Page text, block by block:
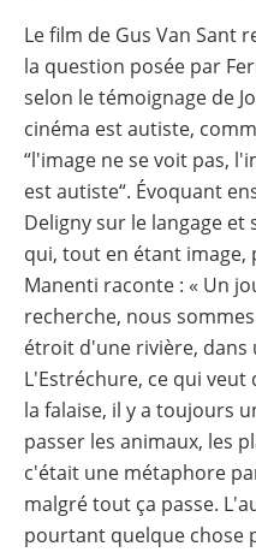
Le film de Gus Van Sant
la question posée par
selon le témoignage de
cinéma est autiste,
“l'image ne se voit pas,
est autiste“. Évoquant
Deligny sur le langage et
qui, tout en étant image,
Manenti raconte : « Un
recherche, nous
étroit d'une rivière, dans
L'Estréchure, ce qui veut
la falaise, il y a toujours
passer les animaux, les
c'était une métaphore
malgré tout ça passe.
pourtant quelque chose